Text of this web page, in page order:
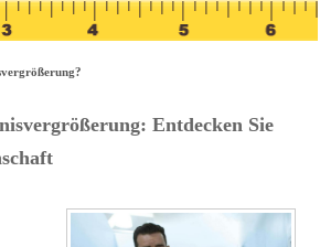
Entdecken Sie